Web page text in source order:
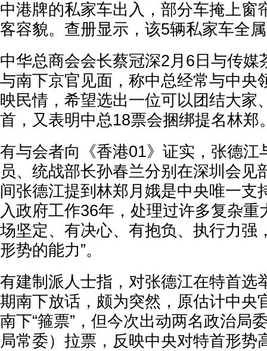
中港牌的私家车出入，部分车掩上窗
客容貌。查册显示，该5辆私家车全
中华总商会会长蔡冠深2月6日与传媒
与南下京官见面，称中总经常与中央
映民情，希望选出一位可以团结大家
首，又表明中总18票会捆绑提名林郑
有与会者向《香港01》证实，张德江
员、统战部长孙春兰分别在深圳会见
间张德江提到林郑月娥是中央唯一支
入政府工作36年，处理过许多复杂重
场坚定、有决心、有抱负、执行力强
形势的能力”。
有建制派人士指，对张德江在特首选
期南下放话，颇为突然，原估计中央
南下“箍票”，但今次出动两名政治局
局常委）拉票，反映中央对特首形势